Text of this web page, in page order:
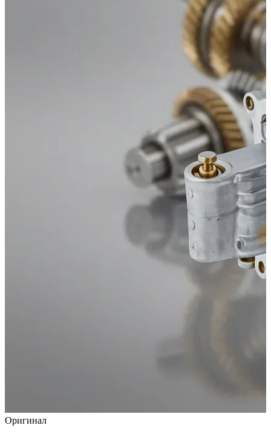
Оригинал